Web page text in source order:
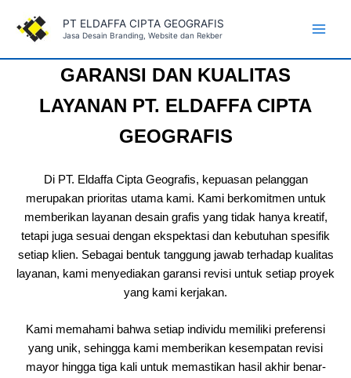
content
PT ELDAFFA CIPTA GEOGRAFIS
Jasa Desain Branding, Website dan Rekber
GARANSI DAN KUALITAS
LAYANAN PT. ELDAFFA CIPTA
GEOGRAFIS
Di PT. Eldaffa Cipta Geografis, kepuasan pelanggan
merupakan prioritas utama kami. Kami berkomitmen untuk
memberikan layanan desain grafis yang tidak hanya kreatif,
tetapi juga sesuai dengan ekspektasi dan kebutuhan spesifik
setiap klien. Sebagai bentuk tanggung jawab terhadap kualitas
layanan, kami menyediakan garansi revisi untuk setiap proyek
yang kami kerjakan.
Kami memahami bahwa setiap individu memiliki preferensi
yang unik, sehingga kami memberikan kesempatan revisi
mayor hingga tiga kali untuk memastikan hasil akhir benar-